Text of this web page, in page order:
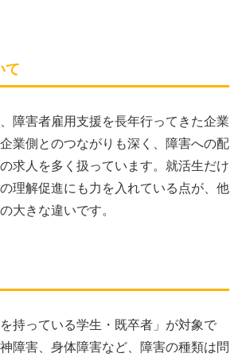
て
障害者雇用支援を長年行ってきた企業
業側とのつながりも深く、障害への配
求人を多く扱っています。就活生だけ
理解促進にも力を入れている点が、他
大きな違いです。
持っている学生・既卒者」が対象で
障害、身体障害など、障害の種類は問